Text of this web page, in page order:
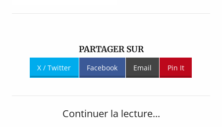
PARTAGER SUR
X / Twitter Facebook Email Pin It
Continuer la lecture...